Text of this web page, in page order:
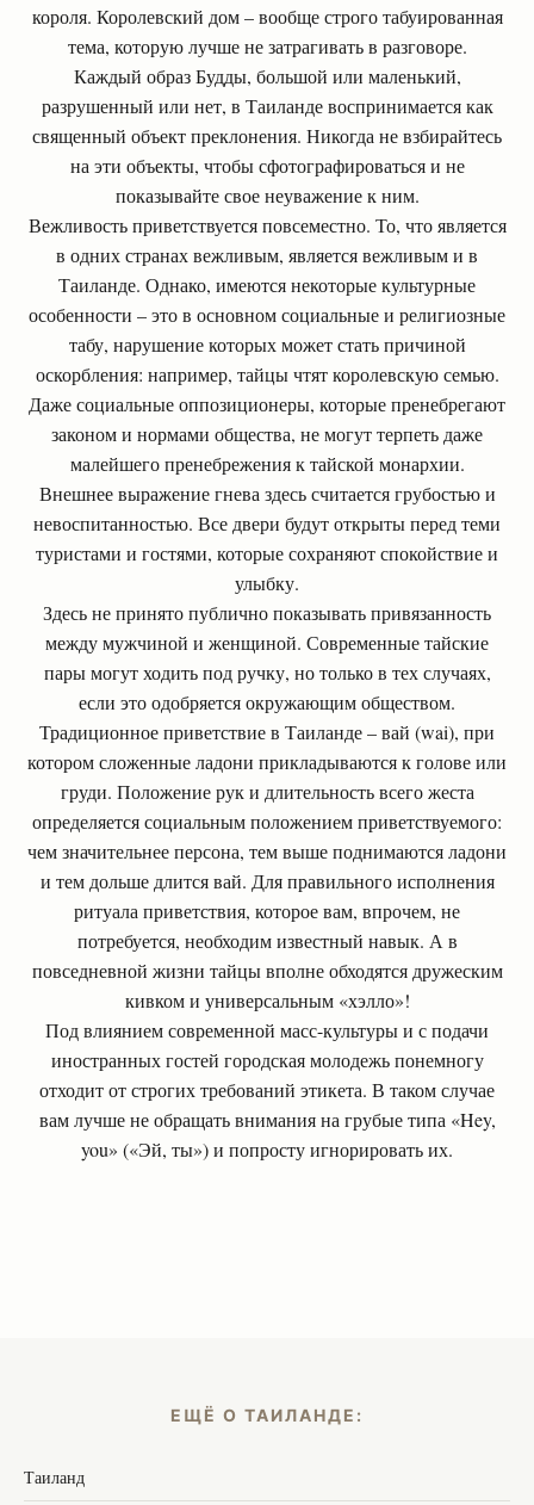
короля. Королевский дом – вообще строго табуированная
тема, которую лучше не затрагивать в разговоре.
Каждый образ Будды, большой или маленький,
разрушенный или нет, в Таиланде воспринимается как
священный объект преклонения. Никогда не взбирайтесь
на эти объекты, чтобы сфотографироваться и не
показывайте свое неуважение к ним.
Вежливость приветствуется повсеместно. То, что является
в одних странах вежливым, является вежливым и в
Таиланде. Однако, имеются некоторые культурные
особенности – это в основном социальные и религиозные
табу, нарушение которых может стать причиной
оскорбления: например, тайцы чтят королевскую семью.
Даже социальные оппозиционеры, которые пренебрегают
законом и нормами общества, не могут терпеть даже
малейшего пренебрежения к тайской монархии.
Внешнее выражение гнева здесь считается грубостью и
невоспитанностью. Все двери будут открыты перед теми
туристами и гостями, которые сохраняют спокойствие и
улыбку.
Здесь не принято публично показывать привязанность
между мужчиной и женщиной. Современные тайские
пары могут ходить под ручку, но только в тех случаях,
если это одобряется окружающим обществом.
Традиционное приветствие в Таиланде – вай (wai), при
котором сложенные ладони прикладываются к голове или
груди. Положение рук и длительность всего жеста
определяется социальным положением приветствуемого:
чем значительнее персона, тем выше поднимаются ладони
и тем дольше длится вай. Для правильного исполнения
ритуала приветствия, которое вам, впрочем, не
потребуется, необходим известный навык. А в
повседневной жизни тайцы вполне обходятся дружеским
кивком и универсальным «хэлло»!
Под влиянием современной масс-культуры и с подачи
иностранных гостей городская молодежь понемногу
отходит от строгих требований этикета. В таком случае
вам лучше не обращать внимания на грубые типа «Hey,
you» («Эй, ты») и попросту игнорировать их.
ЕЩЁ О ТАИЛАНДЕ:
Таиланд